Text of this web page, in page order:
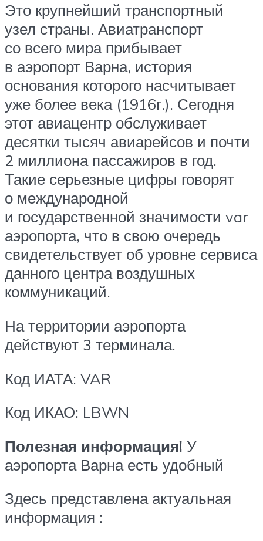
Это крупнейший транспортный
узел страны. Авиатранспорт
со всего мира прибывает
в аэропорт Варна, история
основания которого насчитывает
уже более века (1916г.). Сегодня
этот авиацентр обслуживает
десятки тысяч авиарейсов и почти
2 миллиона пассажиров в год.
Такие серьезные цифры говорят
о международной
и государственной значимости var
аэропорта, что в свою очередь
свидетельствует об уровне сервиса
данного центра воздушных
коммуникаций.
На территории аэропорта
действуют 3 терминала.
Код ИАТА: VAR
Код ИКАО: LBWN
Полезная информация! У
аэропорта Варна есть удобный
Здесь представлена актуальная
информация :